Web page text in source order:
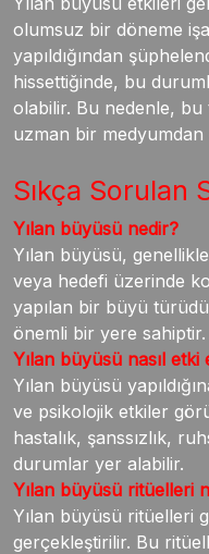
olumsuz bir döneme
yapıldığından
hissettiğinde, bu
olabilir. Bu nedenle, bu
uzman bir
Sıkça Sorulan
Yılan büyüsü nedir?
Yılan büyüsü,
veya hedefi üzerinde
yapılan bir büyü
önemli bir yere sahiptir.
Yılan büyüsü nasıl etki
Yılan büyüsü
ve psikolojik etkiler
hastalık, şanssızlık,
durumlar yer alabilir.
Yılan büyüsü ritüelleri
Yılan büyüsü ritüelleri
gerçekleştirilir. Bu